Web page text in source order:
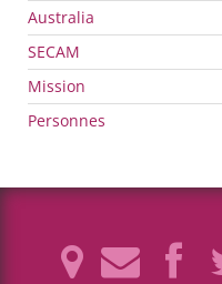
Australia
SECAM
Mission
Personnes